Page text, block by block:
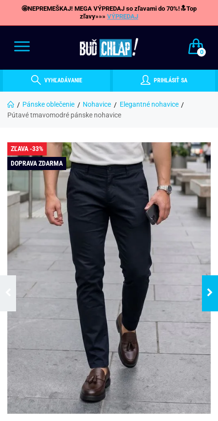
🤩NEPREMEŠKAJ! MEGA VÝPREDAJ so zľavami do 70%!🔝Top
zľavy»»» VÝPREDAJ
0
VYHĽADÁVANIE PRIHLÁSIŤ SA
Pánske oblečenie Nohavice
Elegantné nohavice
Pútavé tmavomodré pánske nohavice
ZĽAVA -33%
DOPRAVA ZDARMA